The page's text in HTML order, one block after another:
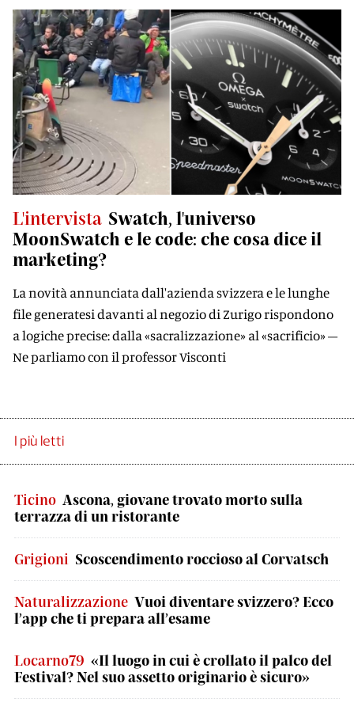
L'intervista Swatch, l'universo
MoonSwatch e le code: che cosa dice il
marketing?
La novità annunciata dall'azienda svizzera e le lunghe
file generatesi davanti al negozio di Zurigo rispondono
a logiche precise: dalla «sacralizzazione» al «sacrificio» –
Ne parliamo con il professor Visconti
I più letti
Ticino Ascona, giovane trovato morto sulla
terrazza di un ristorante
Grigioni Scoscendimento roccioso al Corvatsch
Naturalizzazione Vuoi diventare svizzero? Ecco
l’app che ti prepara all’esame
Locarno79 «Il luogo in cui è crollato il palco del
Festival? Nel suo assetto originario è sicuro»